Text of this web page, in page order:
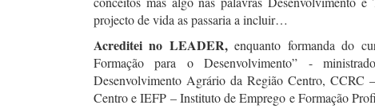
projecto de vida as passaria a incluir…
Acreditei no LEADER,enquanto formanda do
Formação para o Desenvolvimento” -
Desenvolvimento Agrário da Região Centro, CCRC
Centro e IEFP – Instituto de Emprego e Formação